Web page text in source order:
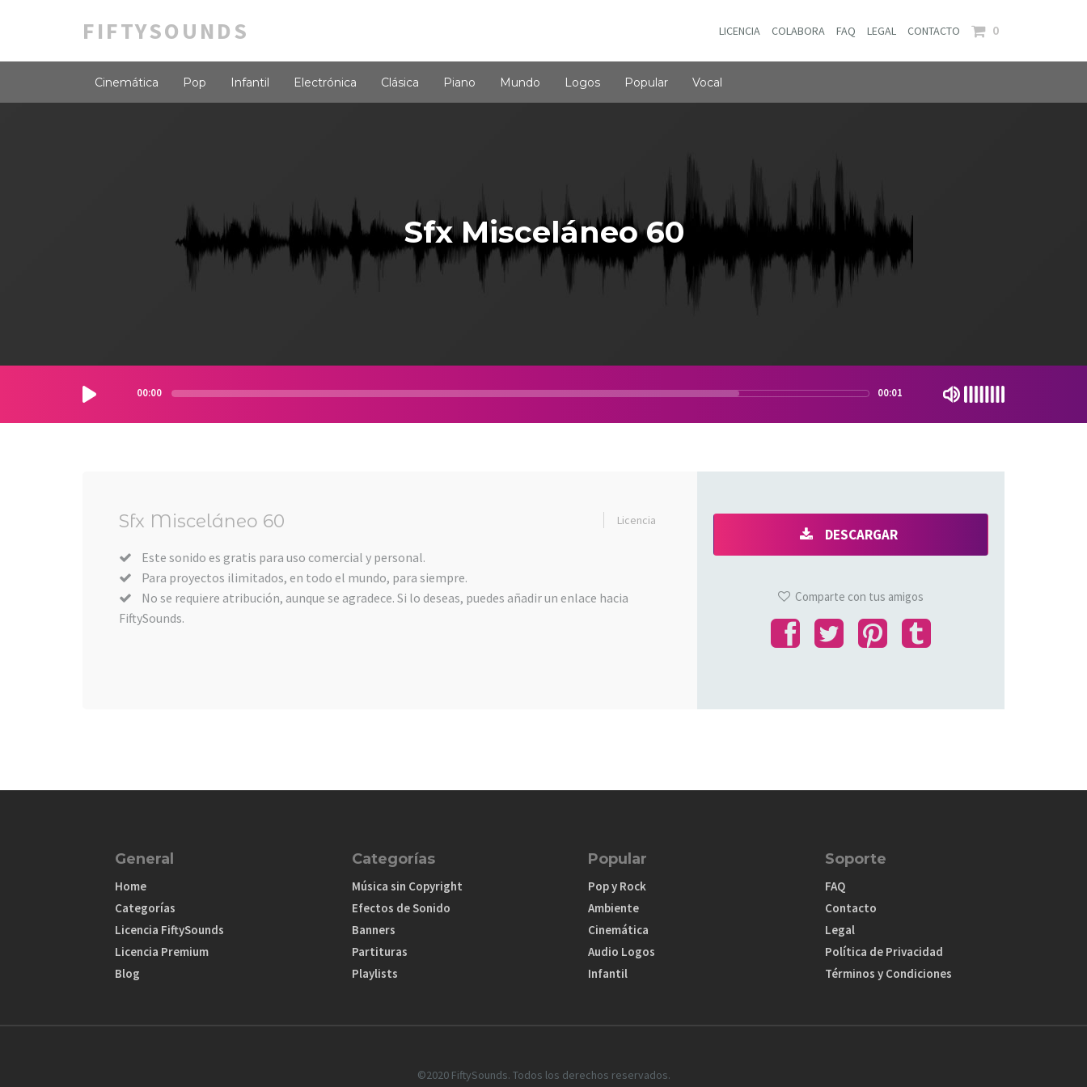
FIFTYSOUNDS LICENCIA COLABORA FAQ LEGAL CONTACTO 0
Cinemática Pop Infantil Electrónica Clásica Piano Mundo Logos Popular Vocal
Sfx Misceláneo 60
00:00 00:01
Sfx Misceláneo 60 Licencia
Este sonido es gratis para uso comercial y personal.
Para proyectos ilimitados, en todo el mundo, para siempre.
No se requiere atribución, aunque se agradece. Si lo deseas, puedes añadir un enlace hacia
FiftySounds.
DESCARGAR
Comparte con tus amigos
General
Home
Categorías
Licencia FiftySounds
Licencia Premium
Blog
Categorías
Música sin Copyright
Efectos de Sonido
Banners
Partituras
Playlists
Popular
Pop y Rock
Ambiente
Cinemática
Audio Logos
Infantil
Soporte
FAQ
Contacto
Legal
Política de Privacidad
Términos y Condiciones
©2020 FiftySounds. Todos los derechos reservados.